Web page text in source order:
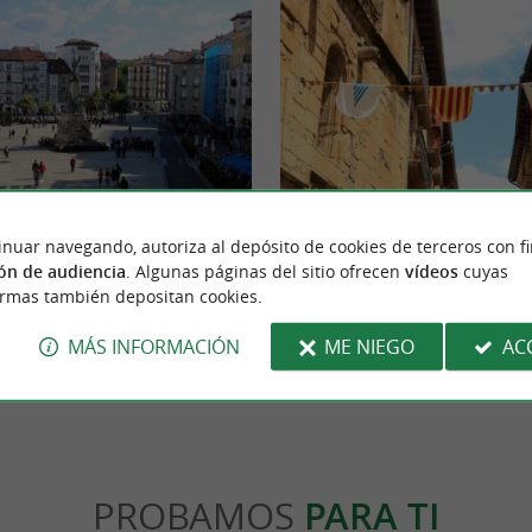
capital de la provincia de Álava y de la
del País Vasco. Tiene una rica ...
Viana
Situada en Navarra, la localidad de Viana
perfección historia, arquitectura y tradiciones
PROBAMOS PARA TI
navegando, autoriza al depósito de cookies de terceros con
de audiencia . Algunas páginas del sitio ofrecen vídeoscuyas
también depositan cookies.
MÁS INFORMACIÓN ME NIEGO